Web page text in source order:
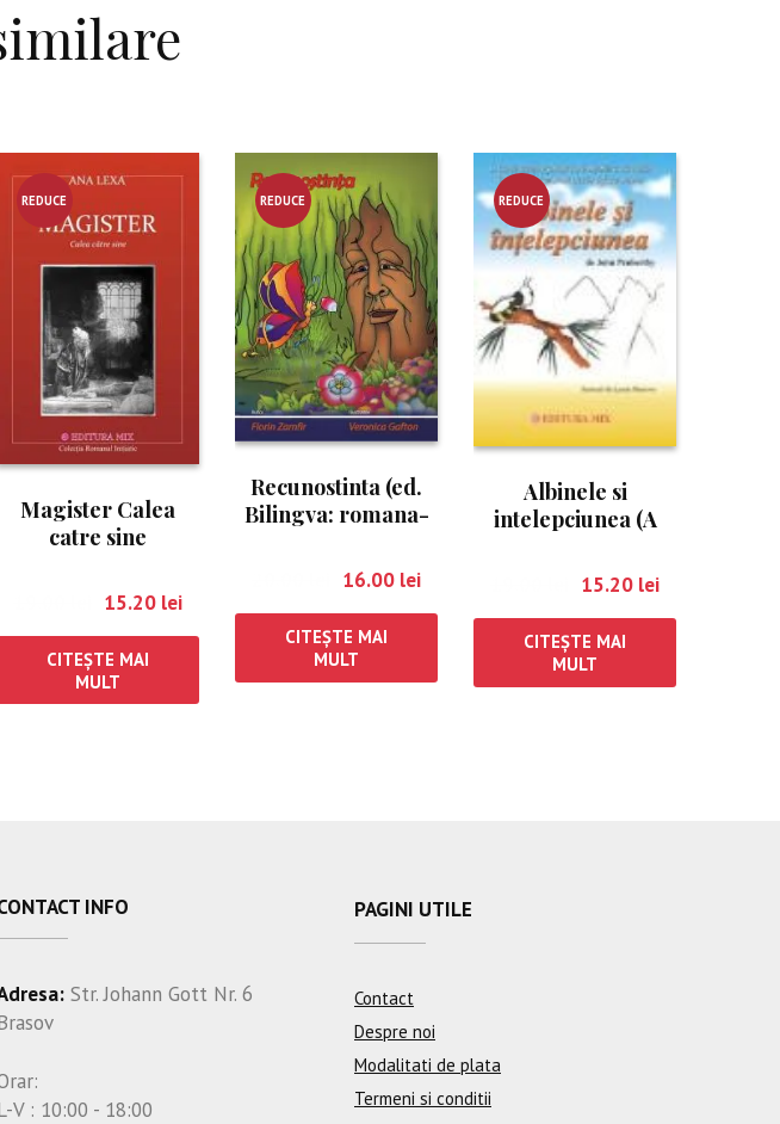
REDUCE
Magister Calea
catre sine
15.20 lei
CITEȘTE MAI
MULT
REDUCE
Recunostinta (ed.
Bilingva: romana-
16.00 lei
CITEȘTE MAI
MULT
REDUCE
RE!
Albinele si
intelepciunea (A
15.20 lei
CITEȘTE MAI
MULT
INFO
Str. Johann Gott Nr. 6
V : 10:00 - 18:00
PAGINI UTILE
Contact
Despre noi
Modalitati de plata
Termeni si conditii